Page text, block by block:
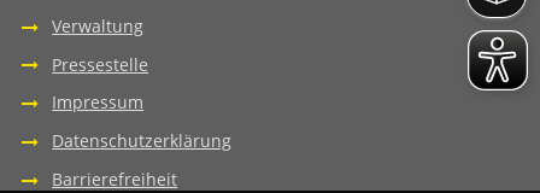
Verwaltung
Pressestelle
Impressum
Datenschutzerklärung
Barrierefreiheit